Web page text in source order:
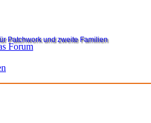
Forum
Patchwork und zweite Familien